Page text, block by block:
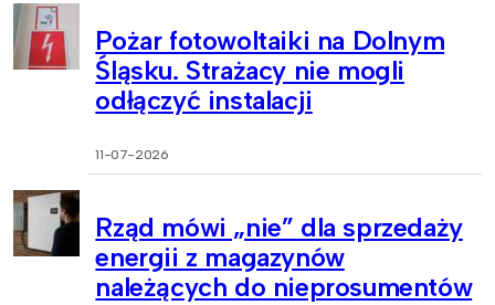
Pożar fotowoltaiki na Dolnym
Śląsku. Strażacy nie mogli
odłączyć instalacji
11-07-2026
Rząd mówi „nie” dla sprzedaży
energii z magazynów
należących do nieprosumentów